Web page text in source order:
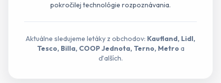
pokročilej technológie rozpoznávania.
Aktuálne sledujeme letáky z obchodov: Kaufland, Lidl,
Tesco, Billa, COOP Jednota, Terno, Metroa
ďalších.